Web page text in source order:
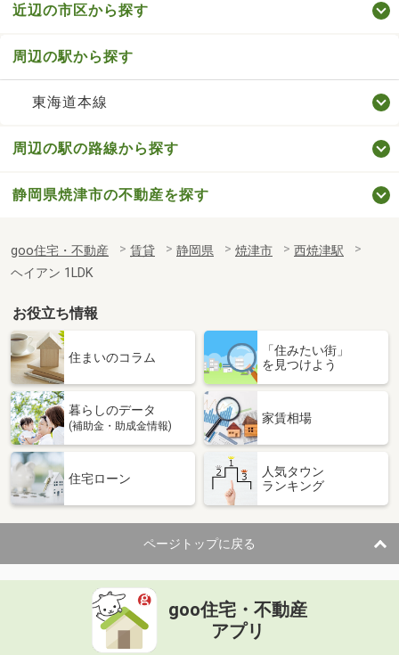
近辺の市区から探す
周辺の駅から探す
東海道本線
周辺の駅の路線から探す
静岡県焼津市の不動産を探す
goo住宅・不動産 賃貸 静岡県 焼津市
西焼津駅
ヘイアン 1LDK
お役立ち情報
住まいのコラム
「住みたい街」
を見つけよう
暮らしのデータ
(補助金・助成金情報)
家賃相場
住宅ローン
人気タウン
ランキング
ページトップに戻る
goo住宅・不動産
アプリ